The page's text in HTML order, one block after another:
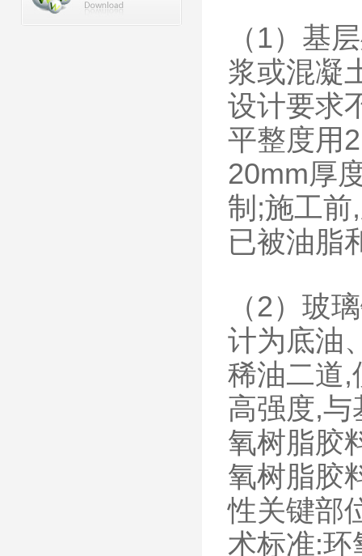
（1）基
浆或混凝
设计要求
平整度用
20mm厚
制;施工前
已被油脂
（2）玻
计为底油
稀油二道,
高强度,与
氧树脂胶
氧树脂胶
性关键部
术标准:环